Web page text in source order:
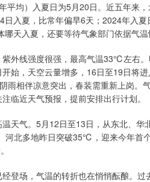
平均）入夏日为5月20日。近五年来
入夏，比常年偏早6天；2024年入
天入夏，还要等待气象部门依据气温
紫外线强度很强，最高气温33℃左右
始，天空云量增多，16日至19日将
相伴凉意突出，春装需重新上岗。
临近天气预报，提前安排出行计划。
天气。5月12日至13日，从东北、
北多地昨日突破35℃，迎来今年首
登场，气温的转折也在悄悄酝酿。